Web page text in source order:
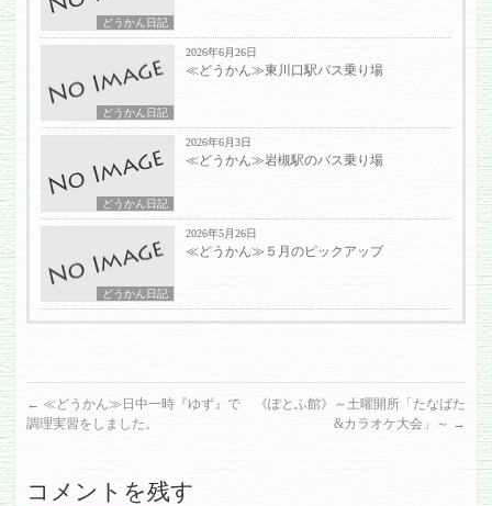
どうかん日記
どうかん日記
2026年6月26日
≪どうかん≫東川口駅バス乗り場
どうかん日記
2026年6月3日
≪どうかん≫岩槻駅のバス乗り場
どうかん日記
2026年5月26日
≪どうかん≫５月のピックアップ
← ≪どうかん≫日中一時『ゆず』で
調理実習をしました。
《ぽとふ館》～土曜開所「たなばた
&カラオケ大会」～ →
コメントを残す